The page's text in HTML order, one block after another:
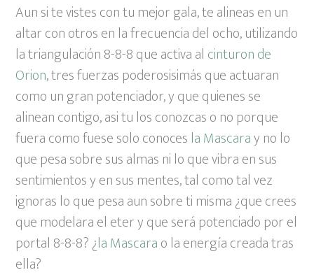
Aun si te vistes con tu mejor gala, te alineas en un
altar con otros en la frecuencia del ocho, utilizando
la triangulación 8-8-8 que activa al cinturon de
Orion, tres fuerzas poderosisimás que actuaran
como un gran potenciador, y que quienes se
alinean contigo, asi tu los conozcas o no porque
fuera como fuese solo conoces la Mascaray no lo
que pesa sobre sus almas ni lo que vibra en sus
sentimientos y en sus mentes, tal como tal vez
ignoras lo que pesa aun sobre ti misma ¿que crees
que modelara el eter y que será potenciado por el
portal 8-8-8? ¿la Mascarao la energía creada tras
ella?